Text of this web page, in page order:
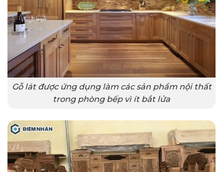
Gỗ lát được ứng dụng làm các sản phẩm nội thất
trong phòng bếp vì ít bắt lửa